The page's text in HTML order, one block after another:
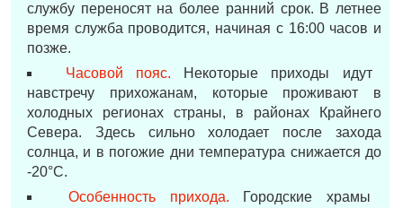
службу переносят на более ранний срок. В летнее
время служба проводится, начиная с 16:00 часов и
позже.
Часовой пояс. Некоторые приходы идут
навстречу прихожанам, которые проживают в
холодных регионах страны, в районах Крайнего
Севера. Здесь сильно холодает после захода
солнца, и в погожие дни температура снижается до
-20°С.
Особенность прихода. Городские храмы